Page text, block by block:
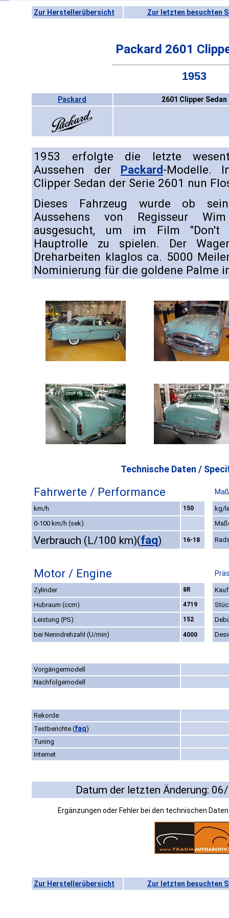
Zur Herstellerübersicht Zur letzten besuchten
Packard 2601
1953
Packard 2601 Clipper Sedan
1953 erfolgte die letzte
Aussehen der Packard-Modelle.
Clipper Sedan der Serie 2601 nun
Dieses Fahrzeug wurde ob
Aussehens von Regisseur
ausgesucht, um im Film "Don't
Hauptrolle zu spielen. Der
Dreharbeiten klaglos ca. 5000
Nominierung für die goldene Palme
Technische Daten /
Fahrwerte / Performance
km/h 150
kg/
0-100 km/h (sek)
Verbrauch (L/100 km)(faq) 16-18
Motor / Engine
Zylinder 8R
Hubraum (ccm)
4719
Leistung (PS)
152
bei Nenndrehzahl (U/min)
4000
Vorgängermodell
Nachfolgemodell
Rekorde
Testberichte (faq)
Tuning
Internet
Datum der letzten Änderung:
Ergänzungen oder Fehler bei den technischen
Zur Herstellerübersicht Zur letzten besuchten